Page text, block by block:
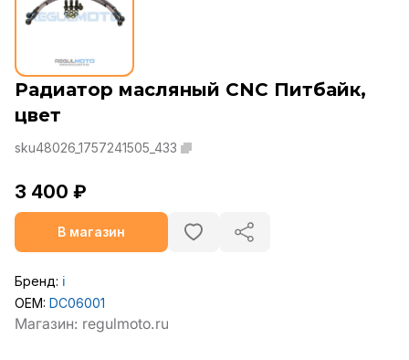
Радиатор масляный CNC Питбайк,
цвет
sku48026_1757241505_433
3 400 ₽
В магазин
Бренд: ℹ️
OEM: DC06001